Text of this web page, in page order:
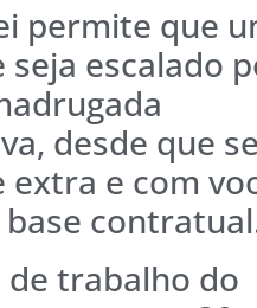
permite que
escalado
desde que
e com
de trabalho do